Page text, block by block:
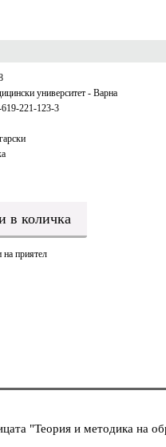
университет - Варна
221-123-3
на приятел
"Теория и методика на